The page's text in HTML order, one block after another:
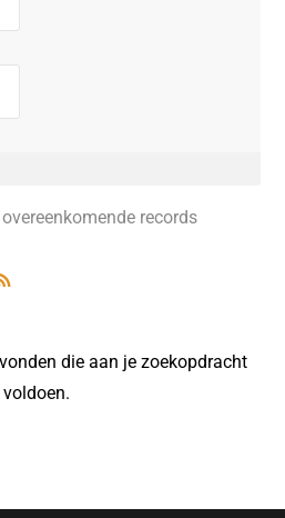
records
die aan je zoekopdracht
voldoen.